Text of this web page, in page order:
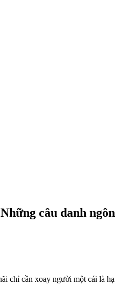
câu danh
chỉ cần xoay người một cái là